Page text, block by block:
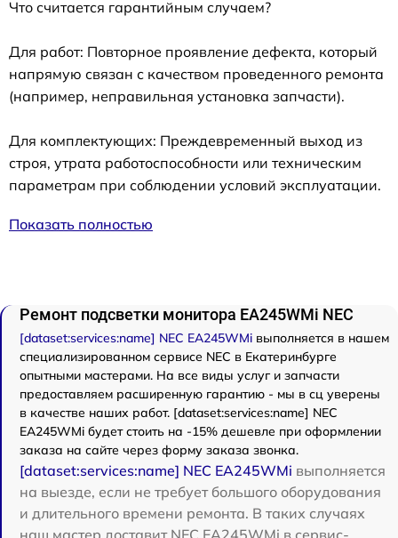
Что считается гарантийным случаем?
Для работ: Повторное проявление дефекта, который
напрямую связан с качеством проведенного ремонта
(например, неправильная установка запчасти).
Для комплектующих: Преждевременный выход из
строя, утрата работоспособности или техническим
параметрам при соблюдении условий эксплуатации.
Показать полностью
Ремонт подсветки монитора EA245WMi NEC
[dataset:services:name] NEC EA245WMi выполняется в нашем
специализированном сервисе NEC в Екатеринбурге
опытными мастерами. На все виды услуг и запчасти
предоставляем расширенную гарантию - мы в сц уверены
в качестве наших работ. [dataset:services:name] NEC
EA245WMi будет стоить на -15% дешевле при оформлении
заказа на сайте через форму заказа звонка.
[dataset:services:name] NEC EA245WMi выполняется
на выезде, если не требует большого оборудования
и длительного времени ремонта. В таких случаях
наш мастер доставит NEC EA245WMi в сервис-